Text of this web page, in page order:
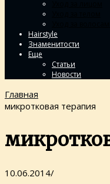
Hairstyle
Знаменитости
Еще
Статьи
Новости
Главная
микротковая терапия
10.06.2014/